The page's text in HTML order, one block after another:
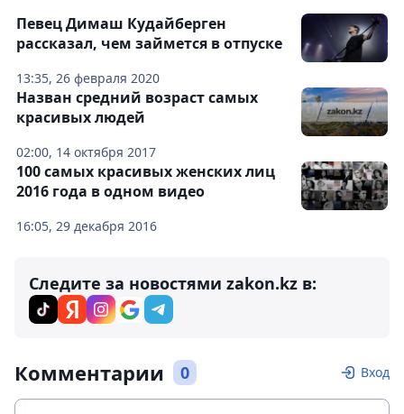
13:35, 26 февраля 2020
Певец Димаш Кудайберген
рассказал, чем займется в отпуске
02:00, 14 октября 2017
Назван средний возраст самых
красивых людей
16:05, 29 декабря 2016
100 самых красивых женских лиц
2016 года в одном видео
Следите за новостями zakon.kz в:
Комментарии 0 Вход